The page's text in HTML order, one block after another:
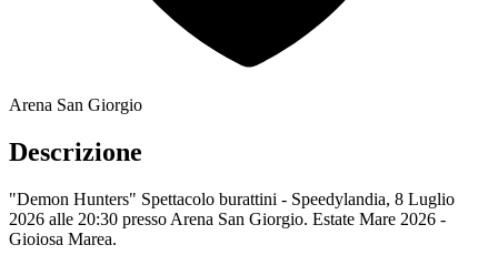
Arena San Giorgio
Descrizione
"Demon Hunters" Spettacolo burattini - Speedylandia, 8 Luglio
2026 alle 20:30 presso Arena San Giorgio. Estate Mare 2026 -
Gioiosa Marea.